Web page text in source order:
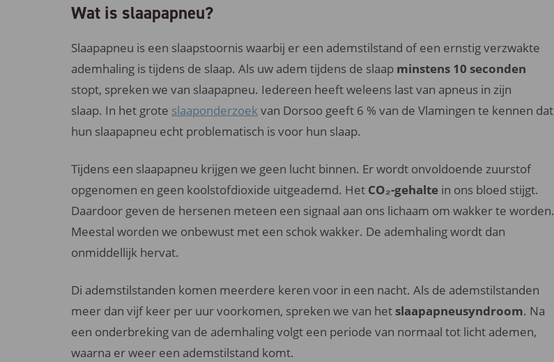
Wat is slaapapneu?
Slaapapneu is een slaapstoornis waarbij er een ademstilstand of een ernstig verzwakte
ademhaling is tijdens de slaap. Als uw adem tijdens de slaap minstens 10 seconden
stopt, spreken we van slaapapneu. Iedereen heeft weleens last van apneus in zijn
slaap. In het grote slaaponderzoekvan Dorsoo geeft 6 % van de Vlamingen te kennen dat
hun slaapapneu echt problematisch is voor hun slaap.
Tijdens een slaapapneu krijgen we geen lucht binnen. Er wordt onvoldoende zuurstof
opgenomen en geen koolstofdioxide uitgeademd. Het CO₂-gehalte in ons bloed stijgt.
Daardoor geven de hersenen meteen een signaal aan ons lichaam om wakker te worden.
Meestal worden we onbewust met een schok wakker. De ademhaling wordt dan
onmiddellijk hervat.
Di ademstilstanden komen meerdere keren voor in een nacht. Als de ademstilstanden
meer dan vijf keer per uur voorkomen, spreken we van het slaapapneusyndroom. Na
een onderbreking van de ademhaling volgt een periode van normaal tot licht ademen,
waarna er weer een ademstilstand komt.